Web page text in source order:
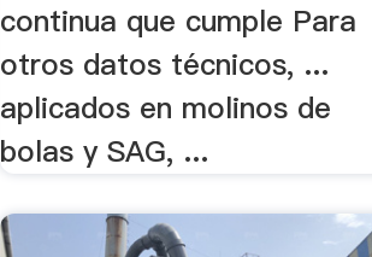
continua que cumple Para
otros datos técnicos, ...
aplicados en molinos de
bolas y SAG, ...